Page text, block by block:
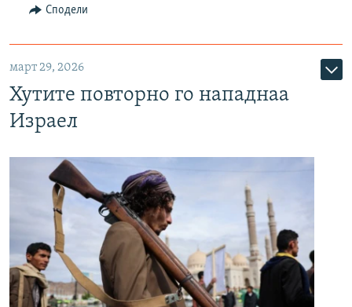
Сподели
март 29, 2026
Хутите повторно го нападнаа
Израел